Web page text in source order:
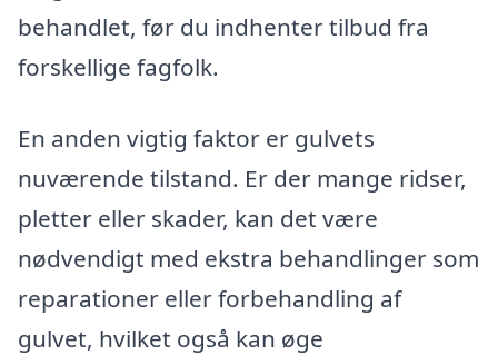
behandlet, før du indhenter tilbud fra
forskellige fagfolk.
En anden vigtig faktor er gulvets
nuværende tilstand. Er der mange ridser,
pletter eller skader, kan det være
nødvendigt med ekstra behandlinger som
reparationer eller forbehandling af
gulvet, hvilket også kan øge